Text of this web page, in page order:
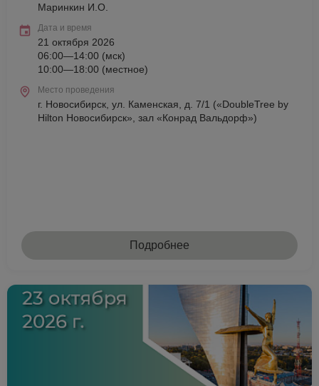
Маринкин И.О.
Дата и время
21 октября 2026
06:00—14:00 (мск)
10:00—18:00 (местное)
Место проведения
г. Новосибирск, ул. Каменская, д. 7/1 («DoubleTree by
Hilton Новосибирск», зал «Конрад Вальдорф»)
Подробнее